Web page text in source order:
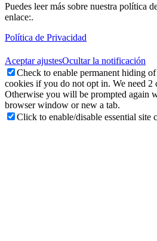
Puedes leer más sobre nuestra política
enlace:.
Política de Privacidad
Aceptar ajustesOcultar la notificación
Check to enable permanent hiding
cookies if you do not opt in. We need 2
Otherwise you will be prompted again
browser window or new a tab.
Click to enable/disable essential site